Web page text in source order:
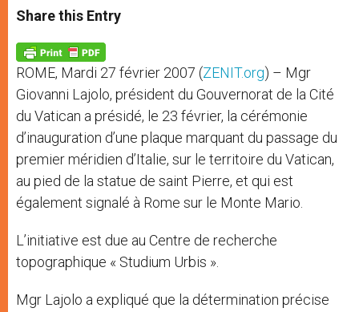
t
s
p
p
s
e
g
e
r
e
b
o
k
Share this Entry
ROME, Mardi 27 février 2007 (ZENIT.org) – Mgr
Giovanni Lajolo, président du Gouvernorat de la Cité
du Vatican a présidé, le 23 février, la cérémonie
d’inauguration d’une plaque marquant du passage du
premier méridien d’Italie, sur le territoire du Vatican,
au pied de la statue de saint Pierre, et qui est
également signalé à Rome sur le Monte Mario.
L’initiative est due au Centre de recherche
topographique « Studium Urbis ».
Mgr Lajolo a expliqué que la détermination précise